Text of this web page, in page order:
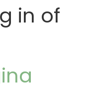
in of